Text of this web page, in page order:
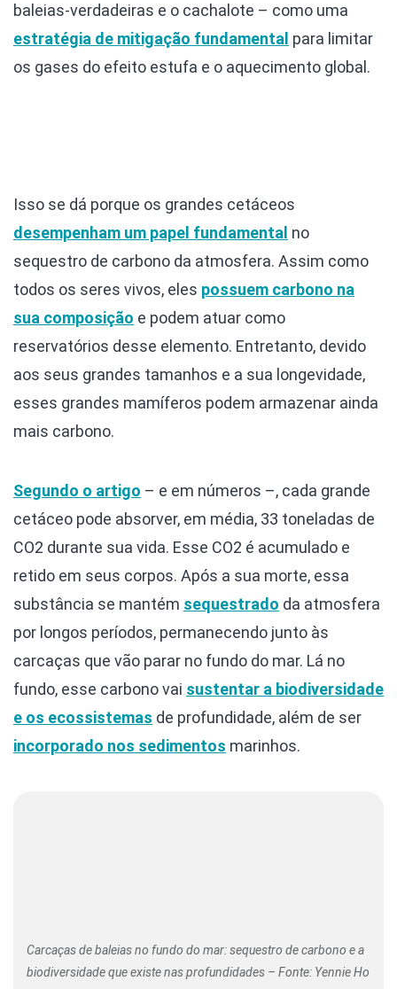
baleias-verdadeiras e o cachalote – como uma
estratégia de mitigação fundamental para limitar
os gases do efeito estufa e o aquecimento global.
Isso se dá porque os grandes cetáceos
desempenham um papel fundamental no
sequestro de carbono da atmosfera. Assim como
todos os seres vivos, eles possuem carbono na
sua composição e podem atuar como
reservatórios desse elemento. Entretanto, devido
aos seus grandes tamanhos e a sua longevidade,
esses grandes mamíferos podem armazenar ainda
mais carbono.
Segundo o artigo – e em números –, cada grande
cetáceo pode absorver, em média, 33 toneladas de
CO2 durante sua vida. Esse CO2 é acumulado e
retido em seus corpos. Após a sua morte, essa
substância se mantém sequestrado da atmosfera
por longos períodos, permanecendo junto às
carcaças que vão parar no fundo do mar. Lá no
fundo, esse carbono vai sustentar a biodiversidade
e os ecossistemas de profundidade, além de ser
incorporado nos sedimentos marinhos.
Carcaças de baleias no fundo do mar: sequestro de carbono e a
biodiversidade que existe nas profundidades – Fonte: Yennie Ho